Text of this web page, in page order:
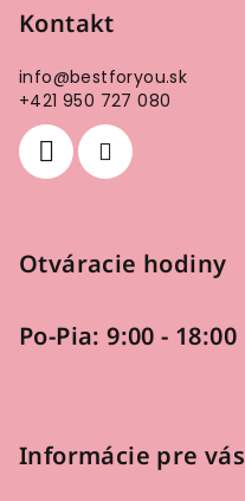
Kontakt
info@bestforyou.sk
+421 950 727 080
Otváracie hodiny
Po-Pia: 9:00 - 18:00
Informácie pre vás